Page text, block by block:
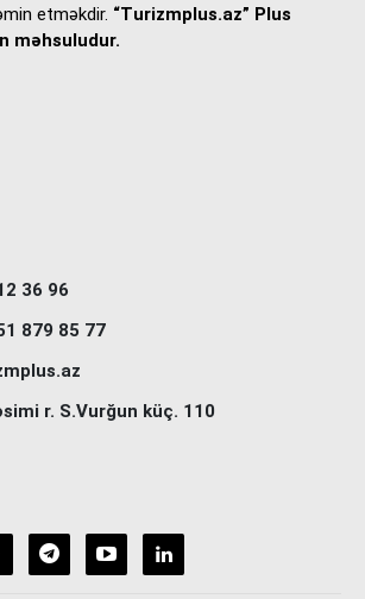
etməkdir. “Turizmplus.az” Plus
məhsuludur.
36 96
879 85 77
r. S.Vurğun küç. 110